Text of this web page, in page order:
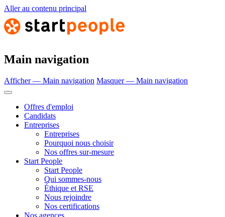
Aller au contenu principal
Main navigation
Afficher — Main navigation Masquer — Main navigation
Offres d'emploi
Candidats
Entreprises
Entreprises
Pourquoi nous choisir
Nos offres sur-mesure
Start People
Start People
Qui sommes-nous
Éthique et RSE
Nous rejoindre
Nos certifications
Nos agences